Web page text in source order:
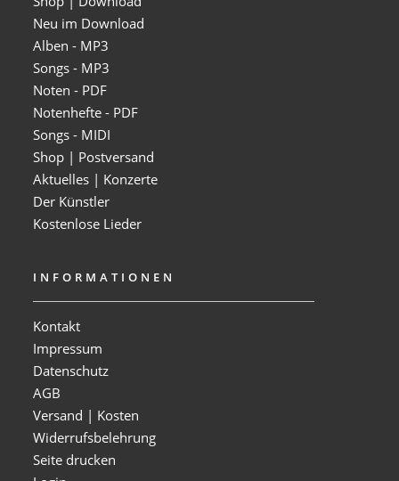
Neu im Download
Alben - MP3
Songs - MP3
Noten - PDF
Notenhefte - PDF
Songs - MIDI
Shop | Postversand
Aktuelles | Konzerte
Der Künstler
Kostenlose Lieder
INFORMATIONEN
Kontakt
Impressum
Datenschutz
AGB
Versand | Kosten
Widerrufsbelehrung
Seite drucken